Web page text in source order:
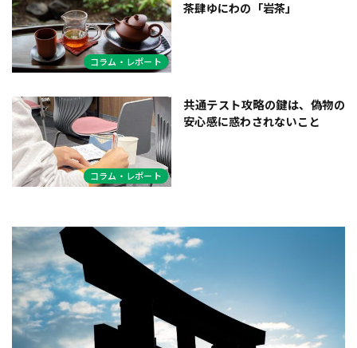
コラム・レポート
茶肆ゆにわの「岩茶」
コラム・レポート
共通テスト攻略の鍵は、偽物の
安心感に惑わされないこと